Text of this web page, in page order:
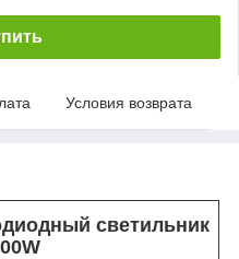
Условия возврата
светильник